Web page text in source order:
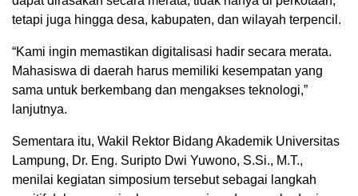
tetapi juga hingga desa, kabupaten, dan wilayah terpencil.
“Kami ingin memastikan digitalisasi hadir secara merata.
Mahasiswa di daerah harus memiliki kesempatan yang
sama untuk berkembang dan mengakses teknologi,”
lanjutnya.
Sementara itu, Wakil Rektor Bidang Akademik Universitas
Lampung, Dr. Eng. Suripto Dwi Yuwono, S.Si., M.T.,
menilai kegiatan simposium tersebut sebagai langkah